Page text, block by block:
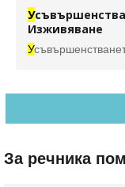
У
Изживяване
Усъвършенстването на
За речника